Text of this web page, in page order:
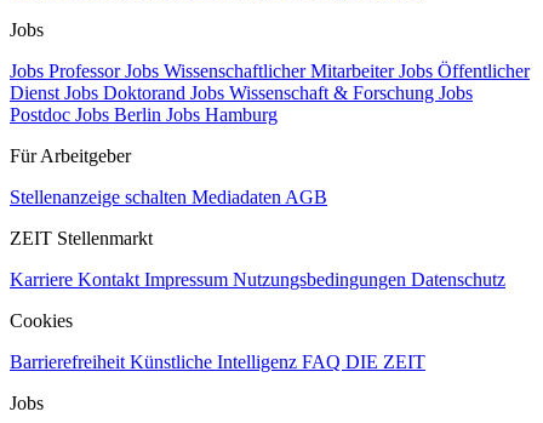
Jobs
Jobs ProfessorJobs Wissenschaftlicher MitarbeiterJobs Öffentlicher
Dienst Jobs Doktorand Jobs Wissenschaft & Forschung Jobs
Postdoc Jobs Berlin Jobs Hamburg
Für Arbeitgeber
Stellenanzeige schalten Mediadaten AGB
ZEIT Stellenmarkt
Karriere Kontakt Impressum Nutzungsbedingungen Datenschutz
Cookies
Barrierefreiheit Künstliche Intelligenz FAQ DIE ZEIT
Jobs